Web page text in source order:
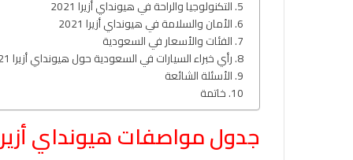
التكنولوجيا والراحة في هيونداي أزيرا 2021
الأمان والسلامة في هيونداي أزيرا 2021
الفئات والأسعار في السعودية
رأي خبراء السيارات في السعودية حول هيونداي أزيرا 2021
الأسئلة الشائعة
خاتمة
جدول مواصفات هيونداي أزيرا